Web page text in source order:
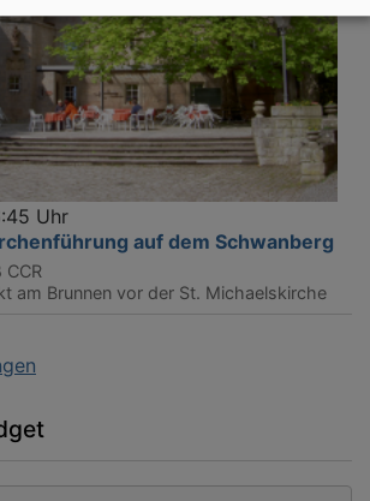
Uhr
auf dem Schwanberg
am Brunnen vor der St. Michaelskirche